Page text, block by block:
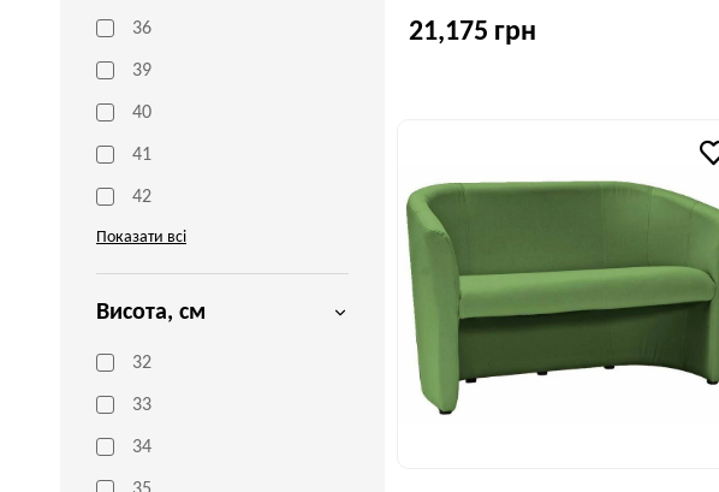
36
39
40
41
42
Показати всі
Висота, см
32
33
34
21,175 грн
90 см